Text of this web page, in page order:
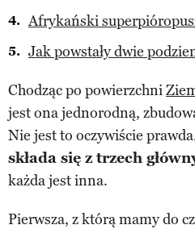
Afrykański
Jak powstały dwie
Chodząc po powierzchni
jest ona jednorodną,
Nie jest to oczywiście
składa się z trzech
każda jest inna.
Pierwsza, z którą mamy do